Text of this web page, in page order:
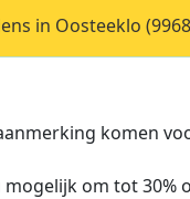
in Oosteeklo
komen
om tot 30%